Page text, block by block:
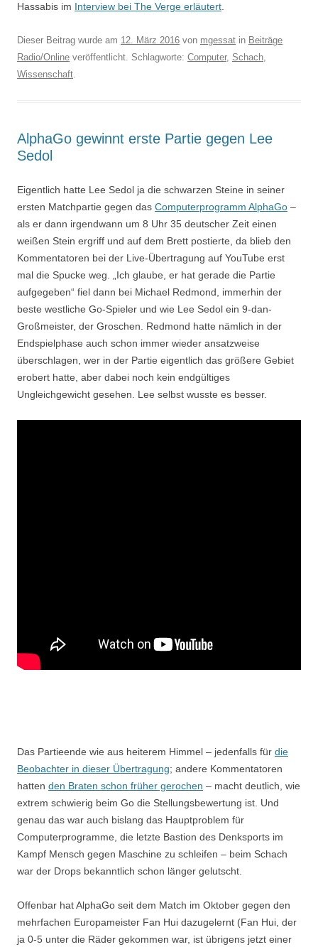
Hassabis im Interview bei The Verge erläutert
Dieser Beitrag wurde am 12. März 2016 von mgessat in Beiträge
Radio/Online veröffentlicht. Schlagworte: Computer, Schach,
Wissenschaft.
AlphaGo gewinnt erste Partie gegen Lee
Sedol
Eigentlich hatte Lee Sedol ja die schwarzen Steine in seiner
ersten Matchpartie gegen das Computerprogramm AlphaGo –
als er dann irgendwann um 8 Uhr 35 deutscher Zeit einen
weißen Stein ergriff und auf dem Brett postierte, da blieb den
Kommentatoren bei der Live-Übertragung auf YouTube erst
mal die Spucke weg. „Ich glaube, er hat gerade die Partie
aufgegeben“ fiel dann bei Michael Redmond, immerhin der
beste westliche Go-Spieler und wie Lee Sedol ein 9-dan-
Großmeister, der Groschen. Redmond hatte nämlich in der
Endspielphase auch schon immer wieder ansatzweise
überschlagen, wer in der Partie eigentlich das größere Gebiet
erobert hatte, aber dabei noch kein endgültiges
Ungleichgewicht gesehen. Lee selbst wusste es besser.
Das Partieende wie aus heiterem Himmel – jedenfalls für die
Beobachter in dieser Übertragung; andere Kommentatoren
hatten den Braten schon früher gerochen – macht deutlich, wie
extrem schwierig beim Go die Stellungsbewertung ist. Und
genau das war auch bislang das Hauptproblem für
Computerprogramme, die letzte Bastion des Denksports im
Kampf Mensch gegen Maschine zu schleifen – beim Schach
war der Drops bekanntlich schon länger gelutscht.
Offenbar hat AlphaGo seit dem Match im Oktober gegen den
mehrfachen Europameister Fan Hui dazugelernt (Fan Hui, der
ja 0-5 unter die Räder gekommen war, ist übrigens jetzt einer